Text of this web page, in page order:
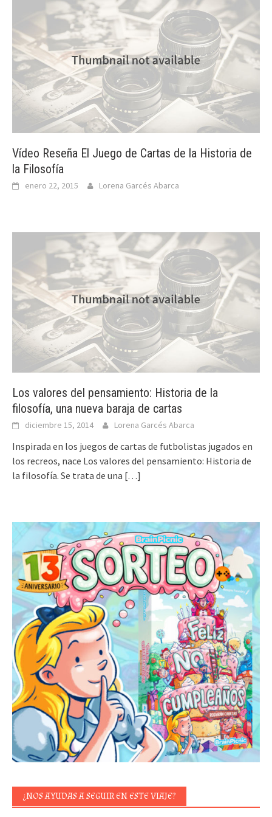
Vídeo Reseña El Juego de Cartas de la Historia de
la Filosofía
enero 22, 2015 Lorena Garcés Abarca
Los valores del pensamiento: Historia de la
filosofía, una nueva baraja de cartas
diciembre 15, 2014 Lorena Garcés Abarca
Inspirada en los juegos de cartas de futbolistas jugados en
los recreos, nace Los valores del pensamiento: Historia de
la filosofía. Se trata de una […]
¿NOS AYUDAS A SEGUIR EN ESTE VIAJE?